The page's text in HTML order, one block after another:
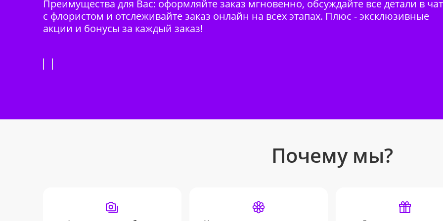
Преимущества для Вас: оформляйте заказ мгновенно, обсуждайте все детали в
с флористом и отслеживайте заказ онлайн на всех этапах. Плюс - эксклюзивные
акции и бонусы за каждый заказ!
Почему мы?